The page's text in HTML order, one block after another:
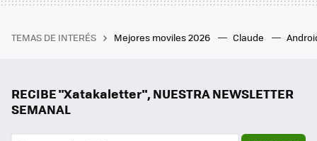
TEMAS DE INTERÉS Mejores moviles 2026 Claude
RECIBE "Xatakaletter", NUESTRA NEWSLETTER
SEMANAL